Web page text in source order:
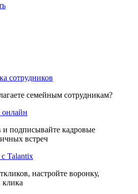
сотрудников
семейным сотрудникам?
онлайн
и подписывайте кадровые
встреч
с Talantix
настройте воронку,
клика